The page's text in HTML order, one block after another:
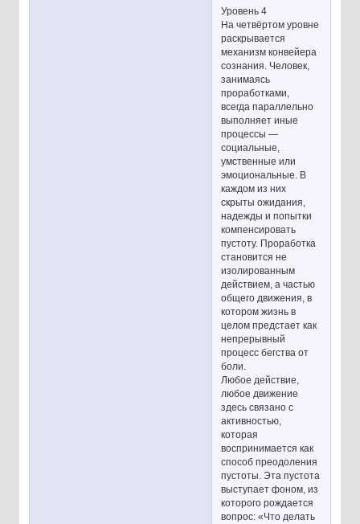
Уровень 4
На четвёртом уровне
раскрывается
механизм конвейера
сознания. Человек,
занимаясь
проработками,
всегда параллельно
выполняет иные
процессы —
социальные,
умственные или
эмоциональные. В
каждом из них
скрыты ожидания,
надежды и попытки
компенсировать
пустоту. Проработка
становится не
изолированным
действием, а частью
общего движения, в
котором жизнь в
целом предстает как
непрерывный
процесс бегства от
боли.
Любое действие,
любое движение
здесь связано с
активностью,
которая
воспринимается как
способ преодоления
пустоты. Эта пустота
выступает фоном, из
которого рождается
вопрос: «Что делать